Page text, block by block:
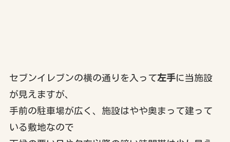
セブンイレブンの横の通りを入って左手に当施設
が見えますが、
手前の駐車場が広く、施設はやや奥まって建って
いる敷地なので